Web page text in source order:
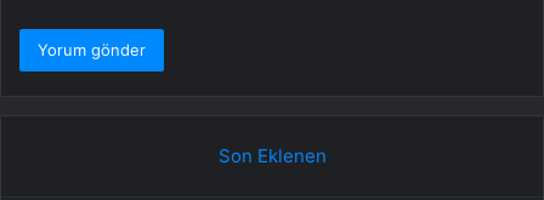
Son Eklenen